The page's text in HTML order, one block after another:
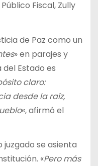
Fiscal, Zully
de Paz como un
» en parajes y
Estado es
claro:
desde la raíz,
«, afirmó el
juzgado se asienta
«Pero más